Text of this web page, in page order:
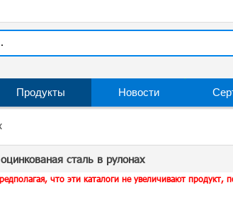
Продукты Новости
оцинкованая сталь в рулонах
что эти каталоги не увеличивают